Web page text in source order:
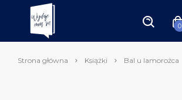
0
Strona główna Książki Bal u lamorożca